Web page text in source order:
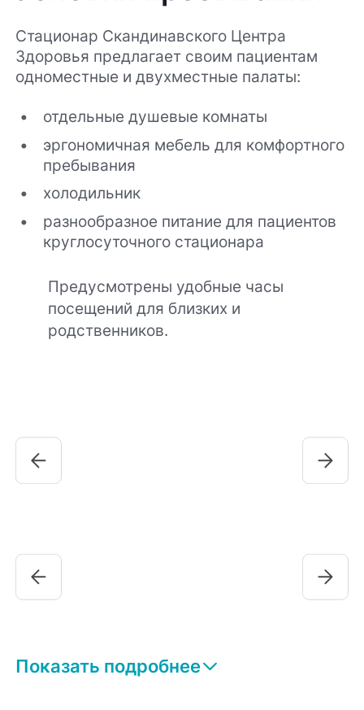
Стационар Скандинавского Центра
Здоровья предлагает своим пациентам
одноместные и двухместные палаты:
отдельные душевые комнаты
эргономичная мебель для комфортного
пребывания
холодильник
разнообразное питание для пациентов
круглосуточного стационара
Предусмотрены удобные часы
посещений для близких и
родственников.
Показать подробнее